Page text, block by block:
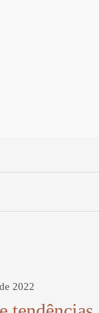
2022